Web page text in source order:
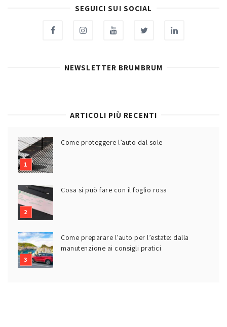
SEGUICI SUI SOCIAL
NEWSLETTER BRUMBRUM
ARTICOLI PIÙ RECENTI
Come proteggere l’auto dal sole
Cosa si può fare con il foglio rosa
Come preparare l’auto per l’estate: dalla
manutenzione ai consigli pratici